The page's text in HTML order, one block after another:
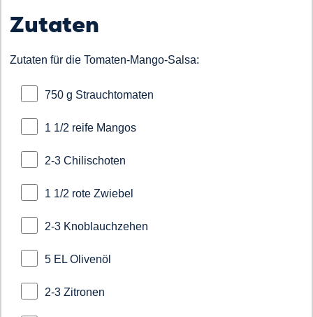
Zutaten
Zutaten für die Tomaten-Mango-Salsa:
750 g Strauchtomaten
1 1/2 reife Mangos
2-3 Chilischoten
1 1/2 rote Zwiebel
2-3 Knoblauchzehen
5 EL Olivenöl
2-3 Zitronen